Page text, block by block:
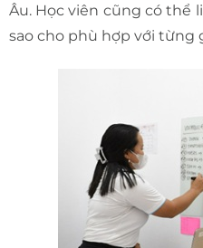
Âu. Học viên cũng có thể
sao cho phù hợp với từng